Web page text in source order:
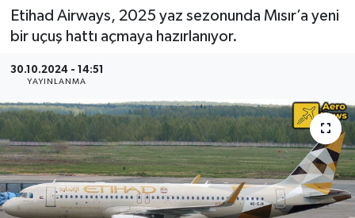
Etihad Airways, 2025 yaz sezonunda Mısır’a yeni
bir uçuş hattı açmaya hazırlanıyor.
30.10.2024 - 14:51
YAYINLANMA